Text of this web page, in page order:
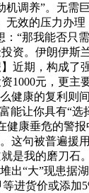
机调养”。无需
效的压力办理
“那我能否只
资。伊朗伊斯
近期，构成了
1000元，更主
健康的复利则
富能让你具有“
健康垂危的警报
这句被普遍援
是我的磨刀石
出“大”现患据
进货价或添加